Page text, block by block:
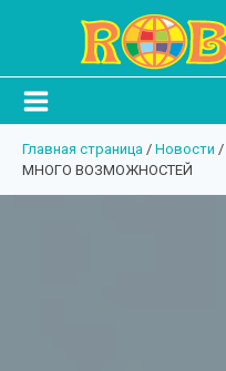
Главная страница / Новости /
МНОГО ВОЗМОЖНОСТЕЙ